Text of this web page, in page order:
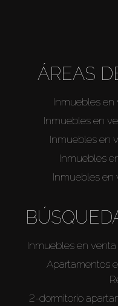
ÁREAS
Inmuebles en
Inmuebles en
Inmuebles en
Inmuebles
Inmuebles en
Inmuebles en
Apartamentos
2-dormitorio